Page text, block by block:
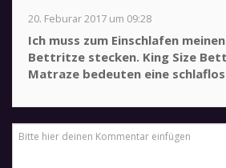
20. Feburar 2017 um 09:28
Ich muss zum Einschlafen
Bettritze stecken. King Size
Matraze bedeuten eine